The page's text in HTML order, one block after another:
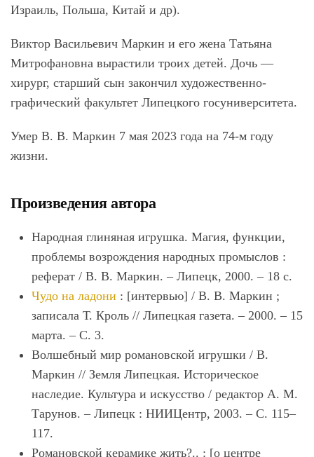
Израиль, Польша, Китай и др).
Виктор Васильевич Маркин и его жена Татьяна
Митрофановна вырастили троих детей. Дочь ―
хирург, старший сын закончил художественно-
графический факультет Липецкого госуниверситета.
Умер В. В. Маркин 7 мая 2023 года на 74-м году
жизни.
Произведения автора
Народная глиняная игрушка. Магия, функции,
проблемы возрождения народных промыслов :
реферат / В. В. Маркин. – Липецк, 2000. – 18 с.
Чудо на ладони : [интервью] / В. В. Маркин ;
записала Т. Кроль // Липецкая газета. – 2000. – 15
марта. – С. 3.
Волшебный мир романовской игрушки / В.
Маркин // Земля Липецкая. Историческое
наследие. Культура и искусство / редактор А. М.
Тарунов. – Липецк : НИИЦентр, 2003. – С. 115–
117.
Романовской керамике жить?.. : [о центре